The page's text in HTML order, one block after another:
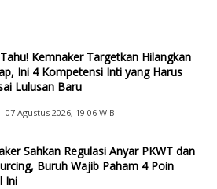
Kemnaker Targetkan Hilangkan
Ini 4 Kompetensi Inti yang Harus
Lulusan Baru
07 Agustus 2026, 19:06 WIB
Sahkan Regulasi Anyar PKWT dan
Buruh Wajib Paham 4 Poin
Ini